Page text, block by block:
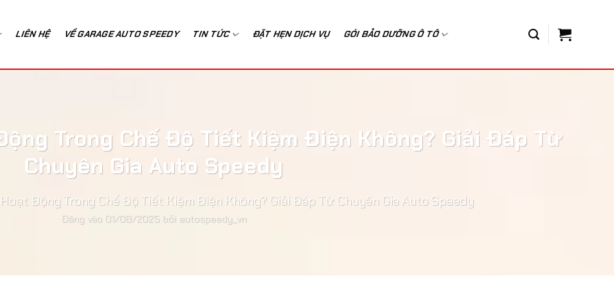
LIÊN HỆ VỀ GARAGE AUTO SPEEDY TIN TỨC ĐẶT HẸN DỊCH VỤ GÓI BẢO DƯỠNG Ô TÔ
Trong Chế Độ Tiết Kiệm Điện Không? Giải Đáp Từ
Chuyên Gia Auto Speedy
Động Trong Chế Độ Tiết Kiệm Điện Không? Giải Đáp Từ Chuyên Gia Auto Speedy
Đăng vào 01/08/2025 bởi autospeedy_vn